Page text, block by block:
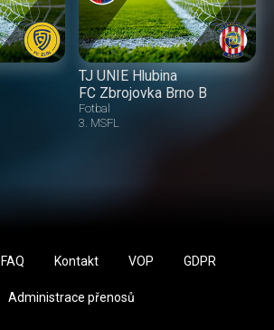
TJ UNIE Hlubina
FC Zbrojovka Brno B
Fotbal
3. MSFL
FAQ Kontakt VOP GDPR
Administrace přenosů